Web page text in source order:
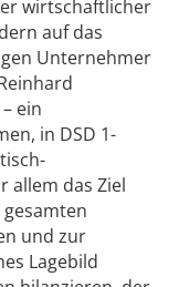
wirtschaftlicher
auf das
Unternehmer
ein
in DSD 1-
allem das Ziel
und zur
Lagebild